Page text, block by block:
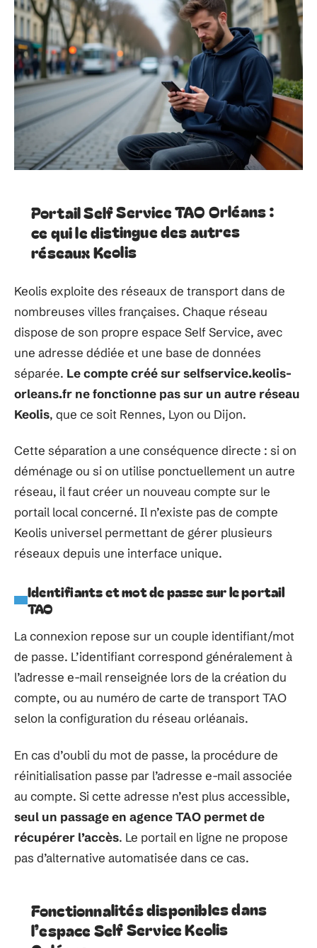
Portail Self Service TAO Orléans :
ce qui le distingue des autres
réseaux Keolis
Keolis exploite des réseaux de transport dans de
nombreuses villes françaises. Chaque réseau
dispose de son propre espace Self Service, avec
une adresse dédiée et une base de données
séparée. Le compte créé sur selfservice.keolis-
orleans.fr ne fonctionne pas sur un autre réseau
Keolis, que ce soit Rennes, Lyon ou Dijon.
Cette séparation a une conséquence directe : si on
déménage ou si on utilise ponctuellement un autre
réseau, il faut créer un nouveau compte sur le
portail local concerné. Il n’existe pas de compte
Keolis universel permettant de gérer plusieurs
réseaux depuis une interface unique.
Identifiants et mot de passe sur le portail
TAO
La connexion repose sur un couple identifiant/mot
de passe. L’identifiant correspond généralement à
l’adresse e-mail renseignée lors de la création du
compte, ou au numéro de carte de transport TAO
selon la configuration du réseau orléanais.
En cas d’oubli du mot de passe, la procédure de
réinitialisation passe par l’adresse e-mail associée
au compte. Si cette adresse n’est plus accessible,
seul un passage en agence TAO permet de
récupérer l’accès. Le portail en ligne ne propose
pas d’alternative automatisée dans ce cas.
Fonctionnalités disponibles dans
l’espace Self Service Keolis